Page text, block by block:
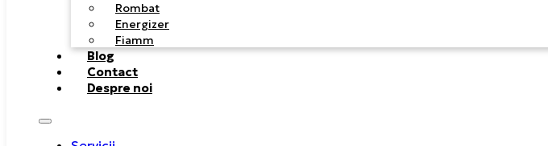
Rombat
Energizer
Fiamm
Blog
Contact
Despre noi